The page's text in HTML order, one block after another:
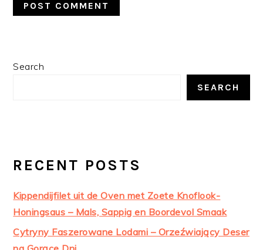
PRIMARY
Search
SEARCH
RECENT POSTS
Kippendijfilet uit de Oven met Zoete Knoflook-
Honingsaus – Mals, Sappig en Boordevol Smaak
Cytryny Faszerowane Lodami – Orzeźwiający Deser